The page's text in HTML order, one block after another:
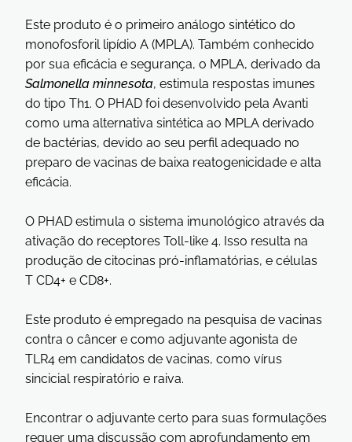
Este produto é o primeiro análogo sintético do
monofosforil lipídio A (MPLA). Também conhecido
por sua eficácia e segurança, o MPLA, derivado da
Salmonella minnesota, estimula respostas imunes
do tipo Th1. O PHAD foi desenvolvido pela Avanti
como uma alternativa sintética ao MPLA derivado
de bactérias, devido ao seu perfil adequado no
preparo de vacinas de baixa reatogenicidade e alta
eficácia.
O PHAD estimula o sistema imunológico através da
ativação do receptores Toll-like 4. Isso resulta na
produção de citocinas pró-inflamatórias, e células
T CD4+ e CD8+.
Este produto é empregado na pesquisa de vacinas
contra o câncer e como adjuvante agonista de
TLR4 em candidatos de vacinas, como vírus
sincicial respiratório e raiva.
Encontrar o adjuvante certo para suas formulações
requer uma discussão com aprofundamento em